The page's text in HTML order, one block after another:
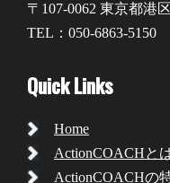
〒107-0062 東京都港
TEL：050-6863-5150
Quick Links
Home
ActionCOACHと
ActionCOACHの